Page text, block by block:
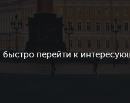
перейти к